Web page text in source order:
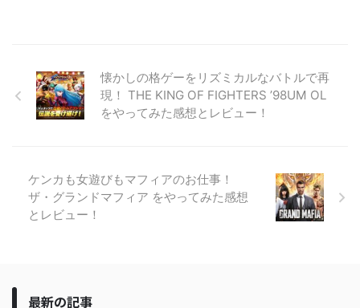
懐かしの格ゲーをリズミカルなバトルで再
現！ THE KING OF FIGHTERS ’98UM OL
をやってみた感想とレビュー！
ケンカも女遊びもマフィアのお仕事！
ザ・グランドマフィア をやってみた感想
とレビュー！
最新の記事